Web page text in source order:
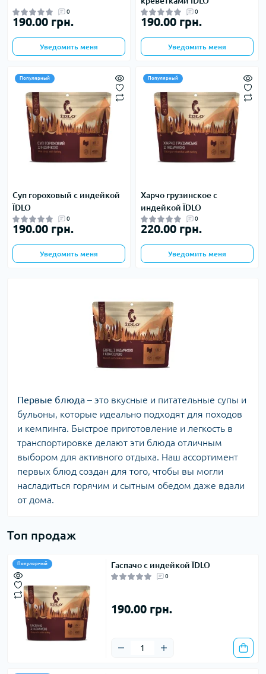
0
190.00 грн.
Уведомить меня
0
190.00 грн.
Уведомить меня
Популярный
Суп гороховый с индейкой
ЇDLO
0
190.00 грн.
Уведомить меня
Популярный
Харчо грузинское с
индейкой ЇDLO
0
220.00 грн.
Уведомить меня
Первые блюда – это вкусные и питательные супы и
бульоны, которые идеально подходят для походов
и кемпинга. Быстрое приготовление и легкость в
транспортировке делают эти блюда отличным
выбором для активного отдыха. Наш ассортимент
первых блюд создан для того, чтобы вы могли
насладиться горячим и сытным обедом даже вдали
от дома.
Топ продаж
Популярный Гаспачо с индейкой ЇDLO
0
190.00 грн.